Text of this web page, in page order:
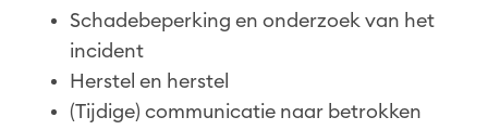
Schadebeperking en onderzoek van het
incident
Herstel en herstel
(Tijdige) communicatie naar betrokken